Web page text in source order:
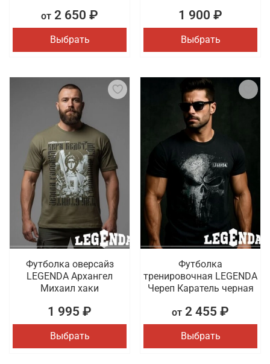
от 2 650 ₽
Выбрать
1 900 ₽
Выбрать
Футболка оверсайз
LEGENDA Архангел
Михаил хаки
1 995 ₽
Выбрать
Футболка
тренировочная LEGENDA
Череп Каратель черная
от 2 455 ₽
Выбрать